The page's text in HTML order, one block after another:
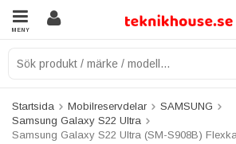
MENY
Startsida Mobilreservdelar
SAMSUNG
Samsung Galaxy S22 Ultra
Samsung Galaxy S22 Ultra (SM-S908B)